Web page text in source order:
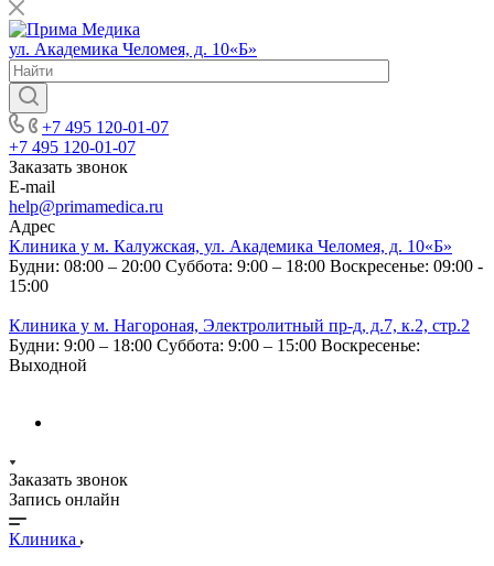
ул. Академика Челомея, д. 10«Б»
+7 495 120-01-07
+7 495 120-01-07
Заказать звонок
E-mail
help@primamedica.ru
Адрес
Клиника у м. Калужская, ул. Академика Челомея, д. 10«Б»
Будни: 08:00 – 20:00 Суббота: 9:00 – 18:00 Воскресенье: 09:00 -
15:00
Клиника у м. Нагороная, Электролитный пр-д, д.7, к.2, стр.2
Будни: 9:00 – 18:00 Суббота: 9:00 – 15:00 Воскресенье:
Выходной
Заказать звонок
Запись онлайн
Клиника